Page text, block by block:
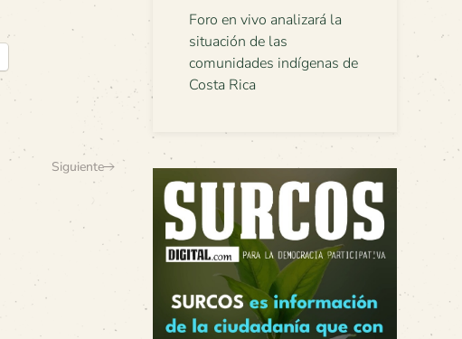
Siguiente
Foro en vivo analizará la
situación de las
comunidades indígenas de
Costa Rica